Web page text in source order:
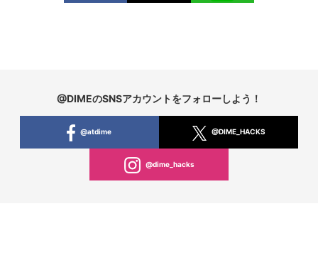
@DIMEのSNSアカウントをフォローしよう！
@atdime @DIME_HACKS
@dime_hacks